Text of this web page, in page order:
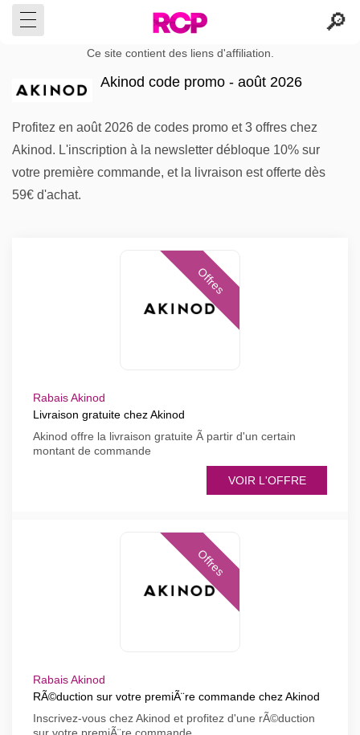
Ce site contient des liens d'affiliation.
Akinod code promo - août 2026
Profitez en août 2026 de codes promo et 3 offres chez
Akinod. L'inscription à la newsletter débloque 10% sur
votre première commande, et la livraison est offerte dès
59€ d'achat.
Offres
Rabais Akinod
Livraison gratuite chez Akinod
Akinod offre la livraison gratuite Ã partir d'un certain
montant de commande
VOIR L'OFFRE
Offres
Rabais Akinod
RÃ©duction sur votre premiÃ¨re commande chez Akinod
Inscrivez-vous chez Akinod et profitez d'une rÃ©duction